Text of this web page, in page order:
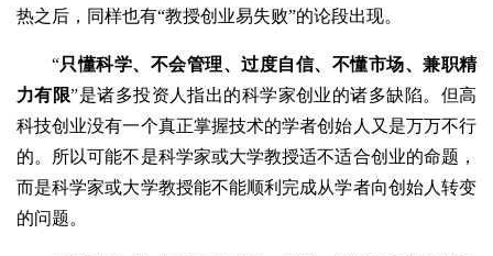
热之后，同样也有“教授创业易失败”的论段出现。
“只懂科学、不会管理、过度自信、不懂市场、兼职精
力有限”是诸多投资人指出的科学家创业的诸多缺陷。但高
科技创业没有一个真正掌握技术的学者创始人又是万万不行
的。所以可能不是科学家或大学教授适不适合创业的命题，
而是科学家或大学教授能不能顺利完成从学者向创始人转变
的问题。